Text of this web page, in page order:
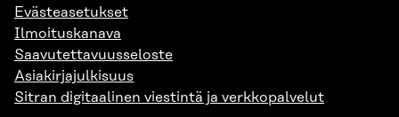
Evästeasetukset
Ilmoituskanava
Saavutettavuusseloste
Asiakirjajulkisuus
Sitran digitaalinen viestintä ja verkkopalvelut